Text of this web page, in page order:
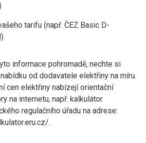
tarifu (např. ČEZ Basic D-
informace pohromadě, nechte si
od dodavatele elektřiny na míru.
cen elektřiny nabízejí orientační
na internetu, např. kalkulátor
regulačního úřadu na adrese:
.